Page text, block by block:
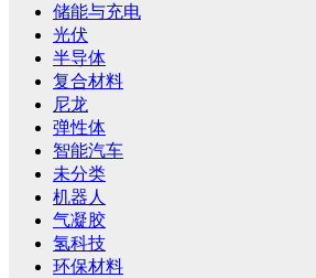
储能与充电
光伏
半导体
复合材料
尼龙
弹性体
智能汽车
未分类
机器人
气凝胶
氢科技
环保材料